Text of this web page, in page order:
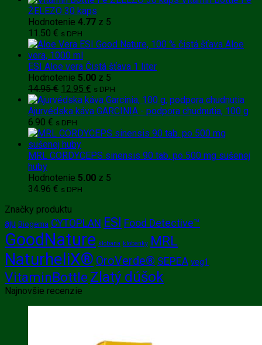
ŽELEZO 30 kaps
Hodnotenie 4.77 z 5
11.50 € s DPH
ESI Aloe vera Čistá šťava 1 liter
Hodnotenie 5.00 z 5
14.95€ Pôvodná
cena
bola:
14.95 €.
12.95 € Aktuálna
cena
je:
s DPH
Ajurvédska káva GARCINIA - podpora chudnutia, 100 g
6.90 € s DPH
MRL CORDYCEPS sinensis 90 tab. po 500 mg sušenej
huby
Hodnotenie 5.00 z 5
34.96 € s DPH
Značky produktu
aju Biogema CYTOPLAN ESI Food Detective™
GoodNature klobana klobanky MRL
NaturheliX® OroVerde® SEPEA veg1
VitaminBottle Zlatý dúšok
Najnovšie recenzie